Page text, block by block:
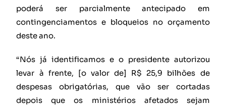
poderá ser parcialmente antecipado em
contingenciamentos e bloqueios no orçamento
deste ano.
“Nós já identificamos e o presidente autorizou
levar à frente, [o valor de] R$ 25,9 bilhões de
despesas obrigatórias, que vão ser cortadas
depois que os ministérios afetados sejam